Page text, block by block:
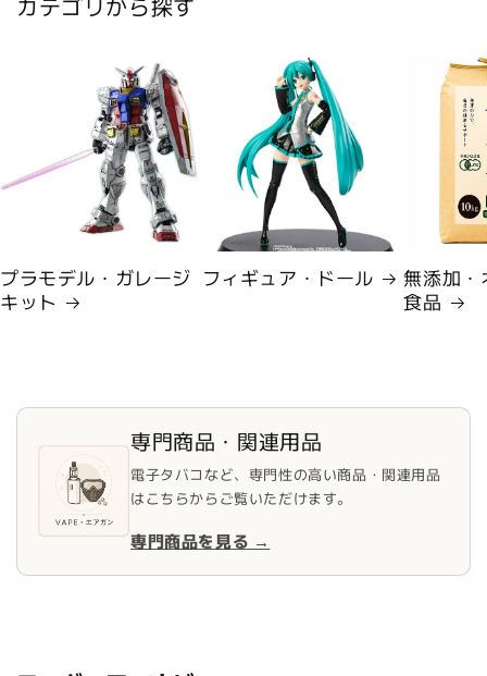
プラモデル・ガレージ
キット
フィギュア・ドール
無添加・
食品
専門商品・関連用品
電子タバコなど、専門性の高い商品・関連用品
はこちらからご覧いただけます。
専門商品を見る →